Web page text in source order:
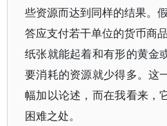
些资源而达到同样的结果。
答应支付若干单位的货币商
纸张就能起着和有形的黄金
要消耗的资源就少得多。这
幅加以论述，而在我看来，
困难之处。